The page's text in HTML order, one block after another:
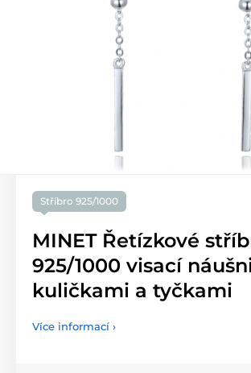
Stříbro 925/1000
MINET Řetízkové
925/1000 visací
kuličkami a tyčkami
Více informací ›